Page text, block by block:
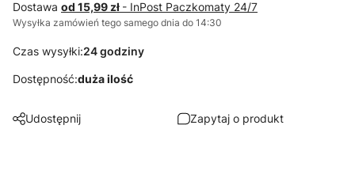
Dostawa od 15,99 zł - InPost Paczkomaty 24/7
Wysyłka zamówień tego samego dnia do 14:30
Czas wysyłki:24 godziny
Dostępność:duża ilość
Udostępnij Zapytaj o produkt